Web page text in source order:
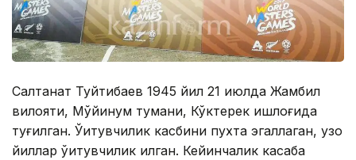
Салтанат Туйтибаев 1945 йил 21 июлда Жамбил
вилояти, Мўйинқум тумани, Кўктерек қишлоғида
туғилган. Ўқитувчилик касбини пухта эгаллаган, узоқ
йиллар ўқитувчилик қилган. Кейинчалик касаба